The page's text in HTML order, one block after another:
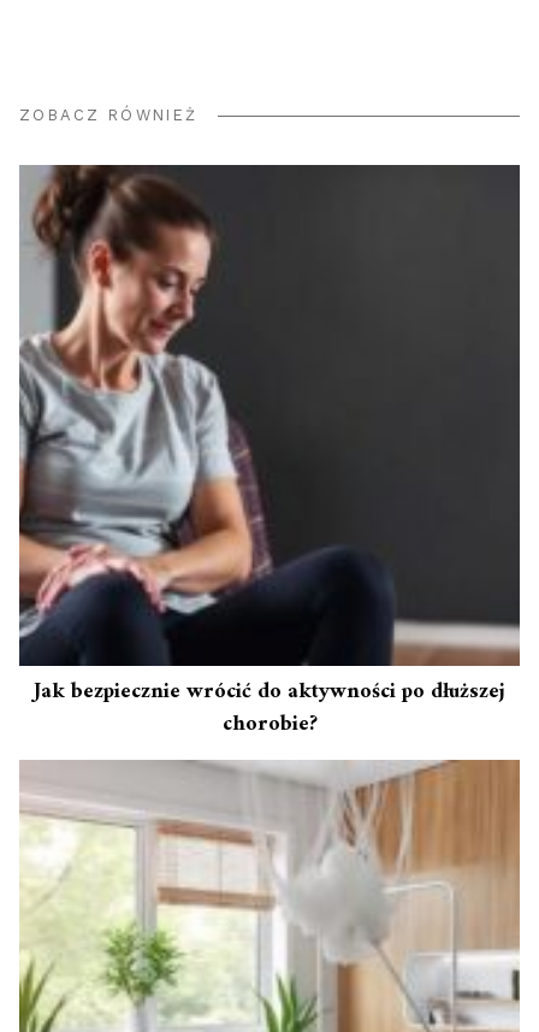
ZOBACZ RÓWNIEŻ
Jak bezpiecznie wrócić do aktywności po dłuższej
chorobie?